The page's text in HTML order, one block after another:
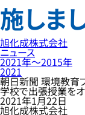
施しま
旭化成株式会社
ニュース
2021年〜2015年
2021
朝日新聞 環境教育
学校で出張授業を
2021年1月22日
旭化成株式会社